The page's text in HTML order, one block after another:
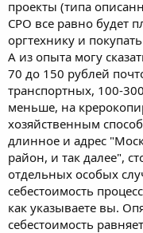
проекты (типа
СРО все равно будет
оргтехнику и
А из опыта могу
70 до 150 рублей
транспортных, 100-
меньше, на
хозяйственным
длинное и адрес
район, и так далее",
отдельных особых
себестоимость
как указываете вы.
себестоимость